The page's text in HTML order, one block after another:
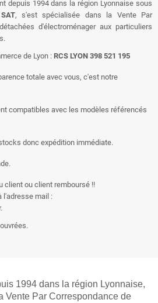
depuis 1994 dans la région Lyonnaise sous
, s'est spécialisée dans la Vente Par
d'électroménager aux particuliers
de Lyon : RCS LYON 398 521 195
totale avec vous, c'est notre
compatibles avec les modèles référencés
donc expédition immédiate.
client ou client remboursé !!
l'adresse mail :
1994 dans la région Lyonnaise,
Vente Par Correspondance de